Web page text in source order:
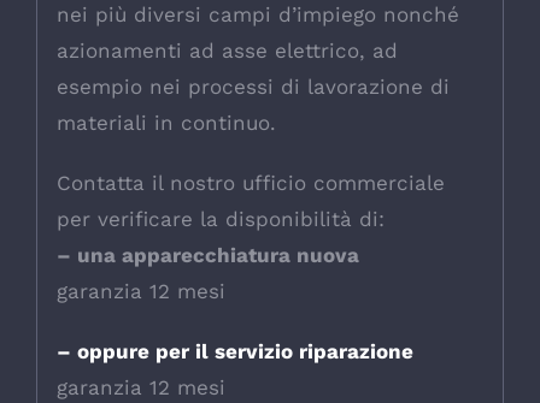
nei più diversi campi d’impiego nonché
azionamenti ad asse elettrico, ad
esempio nei processi di lavorazione di
materiali in continuo.
Contatta il nostro ufficio commerciale
per verificare la disponibilità di:
– una apparecchiatura nuova
garanzia 12 mesi
– oppure per il servizio riparazione
garanzia 12 mesi